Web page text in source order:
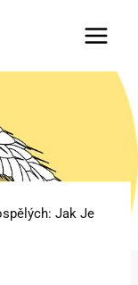
Jak Je